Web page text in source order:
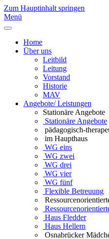
Zum Hauptinhalt springen
Menü
Home
Über uns
Leitbild
Leitung
Vorstand
Historie
MAV
Angebote/ Leistungen
Stationäre Angebote
Stationäre Angebote
pädagogisch-
im Haupthaus
WG eins
WG zwei
WG drei
WG vier
WG fünf
Flexible Betreuung
Haus Fledder
Haus Hellern
Osnabrücker